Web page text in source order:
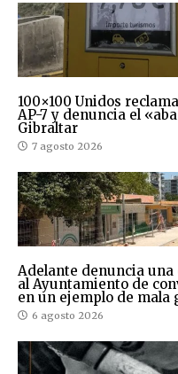
100×100 Unidos
AP-7 y denuncia el
Gibraltar
7 agosto 2026
Adelante denuncia una
al Ayuntamiento de
en un ejemplo de mala
6 agosto 2026